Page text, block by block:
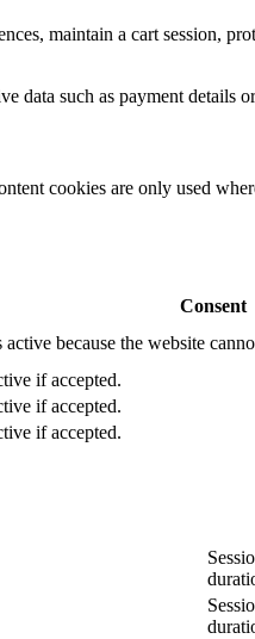
maintain a cart session,
data such as payment details
cookies are only used
Consent
because the website
if accepted.
if accepted.
if accepted.